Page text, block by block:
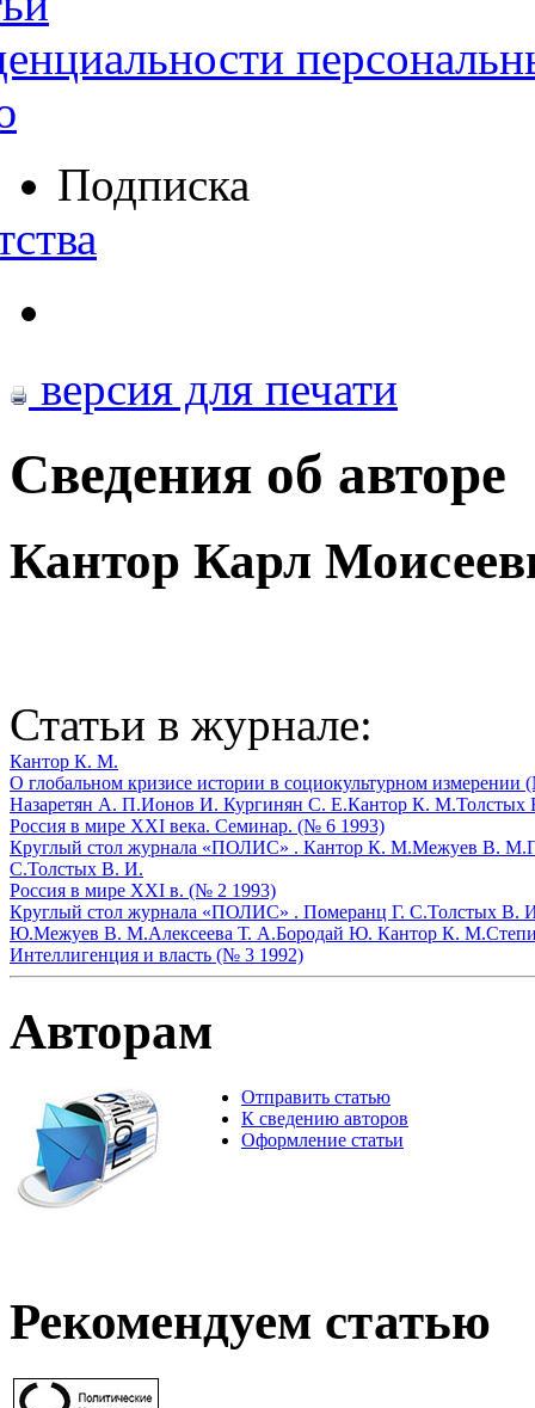
Подписка
версия для печати
Сведения об авторе
Кантор Карл
Статьи в журнале:
Кантор К. М.
О глобальном кризисе истории в социокультурном измерении
Назаретян А. П.Ионов И. Кургинян С. Е.Кантор К. М.Толстых
Россия в мире XXI века. Семинар. (№ 6 1993)
Круглый стол журнала «ПОЛИС» . Кантор К. М.Межуев В. М.
С.Толстых В. И.
Россия в мире XXI в. (№ 2 1993)
Круглый стол журнала «ПОЛИС» . Померанц Г. С.Толстых В.
Ю.Межуев В. М.Алексеева Т. А.Бородай Ю. Кантор К. М.
Интеллигенция и власть (№ 3 1992)
Авторам
Отправить статью
К сведению авторов
Оформление статьи
Рекомендуем статью